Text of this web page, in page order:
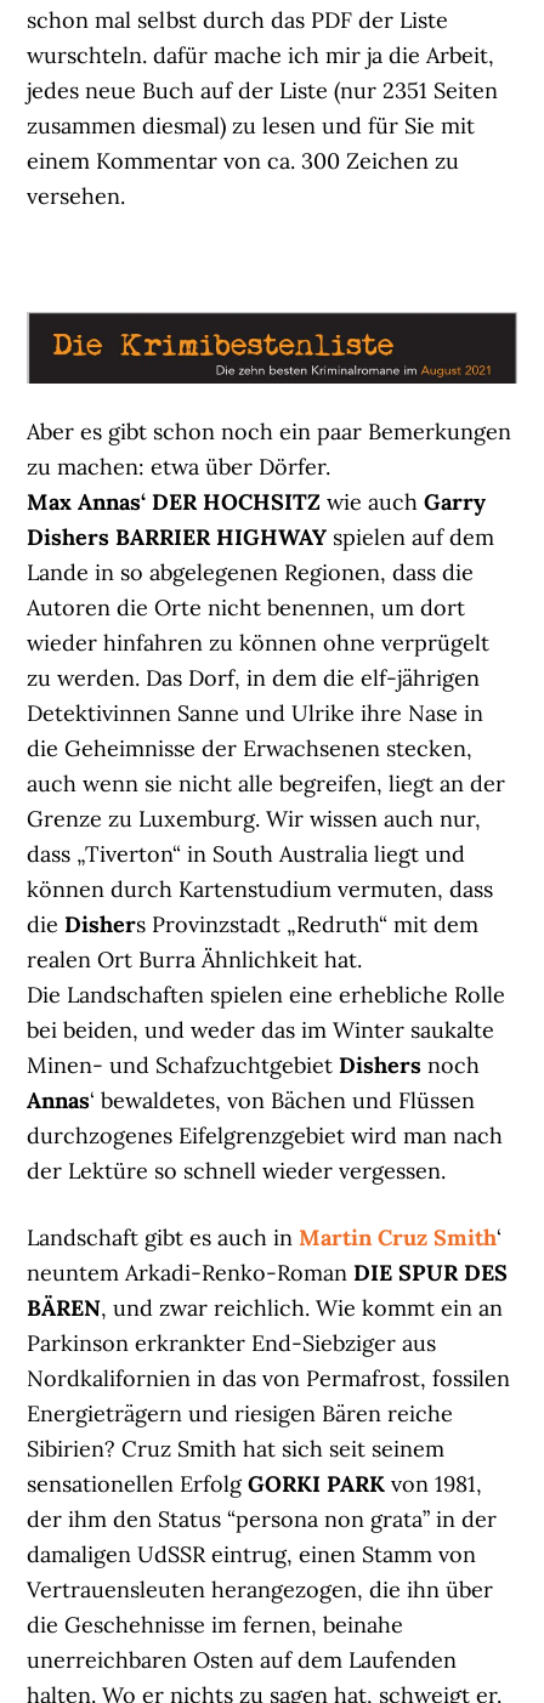
schon mal selbst durch das PDF der Liste
wurschteln. dafür mache ich mir ja die Arbeit,
jedes neue Buch auf der Liste (nur 2351 Seiten
zusammen diesmal) zu lesen und für Sie mit
einem Kommentar von ca. 300 Zeichen zu
versehen.
Aber es gibt schon noch ein paar Bemerkungen
zu machen: etwa über Dörfer.
Max Annas‘ DER HOCHSITZwie auchGarry
Dishers BARRIER HIGHWAY spielen auf dem
Lande in so abgelegenen Regionen, dass die
Autoren die Orte nicht benennen, um dort
wieder hinfahren zu können ohne verprügelt
zu werden. Das Dorf, in dem die elf-jährigen
Detektivinnen Sanne und Ulrike ihre Nase in
die Geheimnisse der Erwachsenen stecken,
auch wenn sie nicht alle begreifen, liegt an der
Grenze zu Luxemburg. Wir wissen auch nur,
dass „Tiverton“ in South Australia liegt und
können durch Kartenstudium vermuten, dass
dieDishers Provinzstadt „Redruth“ mit dem
realen Ort Burra Ähnlichkeit hat.
Die Landschaften spielen eine erhebliche Rolle
bei beiden, und weder das im Winter saukalte
Minen- und SchafzuchtgebietDishers noch
Annas‘ bewaldetes, von Bächen und Flüssen
durchzogenes Eifelgrenzgebiet wird man nach
der Lektüre so schnell wieder vergessen.
Landschaft gibt es auch inMartin Cruz Smith‘
neuntem Arkadi-Renko-RomanDIE SPUR DES
BÄREN, und zwar reichlich. Wie kommt ein an
Parkinson erkrankter End-Siebziger aus
Nordkalifornien in das von Permafrost, fossilen
Energieträgern und riesigen Bären reiche
Sibirien? Cruz Smith hat sich seit seinem
sensationellen ErfolgGORKI PARK von 1981,
der ihm den Status “persona non grata” in der
damaligen UdSSR eintrug, einen Stamm von
Vertrauensleuten herangezogen, die ihn über
die Geschehnisse im fernen, beinahe
unerreichbaren Osten auf dem Laufenden
halten. Wo er nichts zu sagen hat, schweigt er.